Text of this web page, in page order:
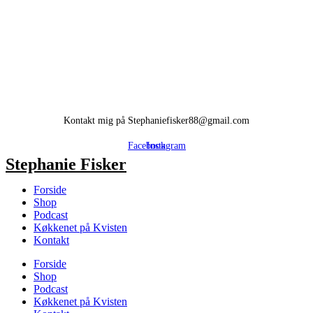
Kontakt mig på Stephaniefisker88@gmail.com
FacebookInstagram
Stephanie Fisker
Forside
Shop
Podcast
Køkkenet på Kvisten
Kontakt
Forside
Shop
Podcast
Køkkenet på Kvisten